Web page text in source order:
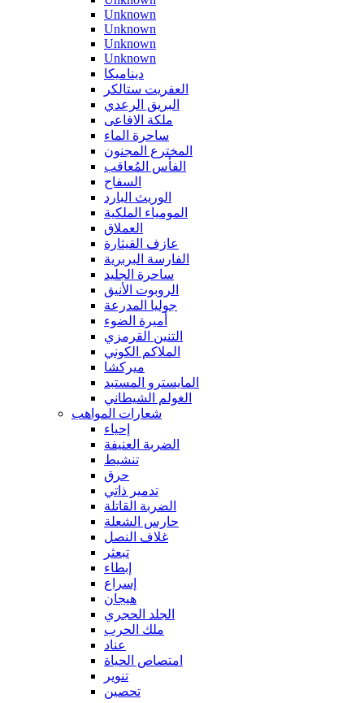
Unknown
Unknown
Unknown
Unknown
ديناميكا
العفريت ستالكر
البريق الرعدي
ملكة الافاعى
ساحرة الماء
المخترع المجنون
الفأس المُعاقب
السفاح
الوريث البارد
المومياء الملكية
العملاق
عازف القيثارة
الفارسة البربرية
ساحرة الجليد
الروبوت الأنيق
جوليا المدرعة
أميرة الضوء
التنين القرمزي
الملاكم الكوني
ميركشا
المايسترو المستبد
الغولم الشيطاني
شعارات المواهب
إحياء
الضربة العنيفة
تنشيط
حرق
تدمير ذاتي
الضربة القاتلة
حارس الشعلة
غلاف النصل
تبعثر
إبطاء
إسراع
هيجان
الجلد الحجري
ملك الحرب
عناد
امتصاص الحياة
تنوير
تحصين